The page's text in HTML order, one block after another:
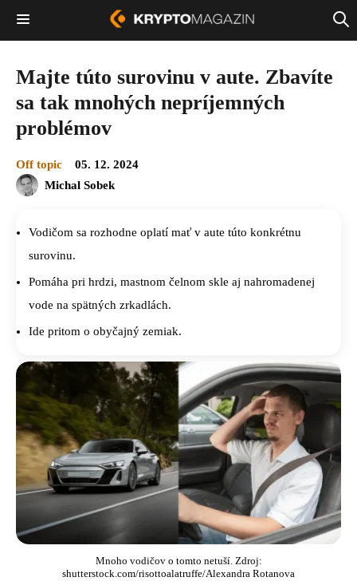
Majte túto surovinu v aute. Zbavíte
sa tak mnohých nepríjemných
problémov
Off topic
05. 12. 2024
Michal Sobek
Vodičom sa rozhodne oplatí mať v aute túto konkrétnu
surovinu.
Pomáha pri hrdzi, mastnom čelnom skle aj nahromadenej
vode na spätných zrkadlách.
Ide pritom o obyčajný zemiak.
Mnoho vodičov o tomto netuší. Zdroj:
shutterstock.com/risottoalatruffe/Alexandra Rotanova